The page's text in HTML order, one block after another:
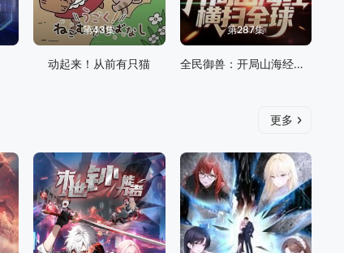
第43集
动起来！从前有只猫
第287集
全民御兽：开局山海经，我横扫全球
更多